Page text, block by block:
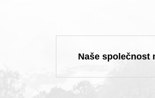
Naše společnost